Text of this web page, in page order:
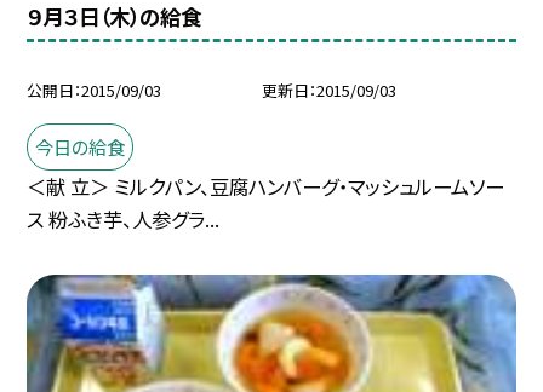
９月３日（木）の給食
公開日 2015/09/03 更新日 2015/09/03
今日の給食
＜献 立＞ ミルクパン、豆腐ハンバーグ・マッシュルームソー
ス 粉ふき芋、人参グラ...